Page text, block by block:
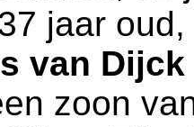
jaar
van Dijck
zoon